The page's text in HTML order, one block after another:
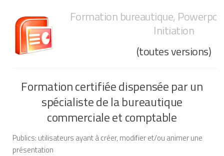
Formation bureautique,
Initiation
(toutes versions)
Formation certifiée dispensée par un
spécialiste de la bureautique
commerciale et comptable
Publics: utilisateurs ayant à créer, modifier et/ou animer une
présentation